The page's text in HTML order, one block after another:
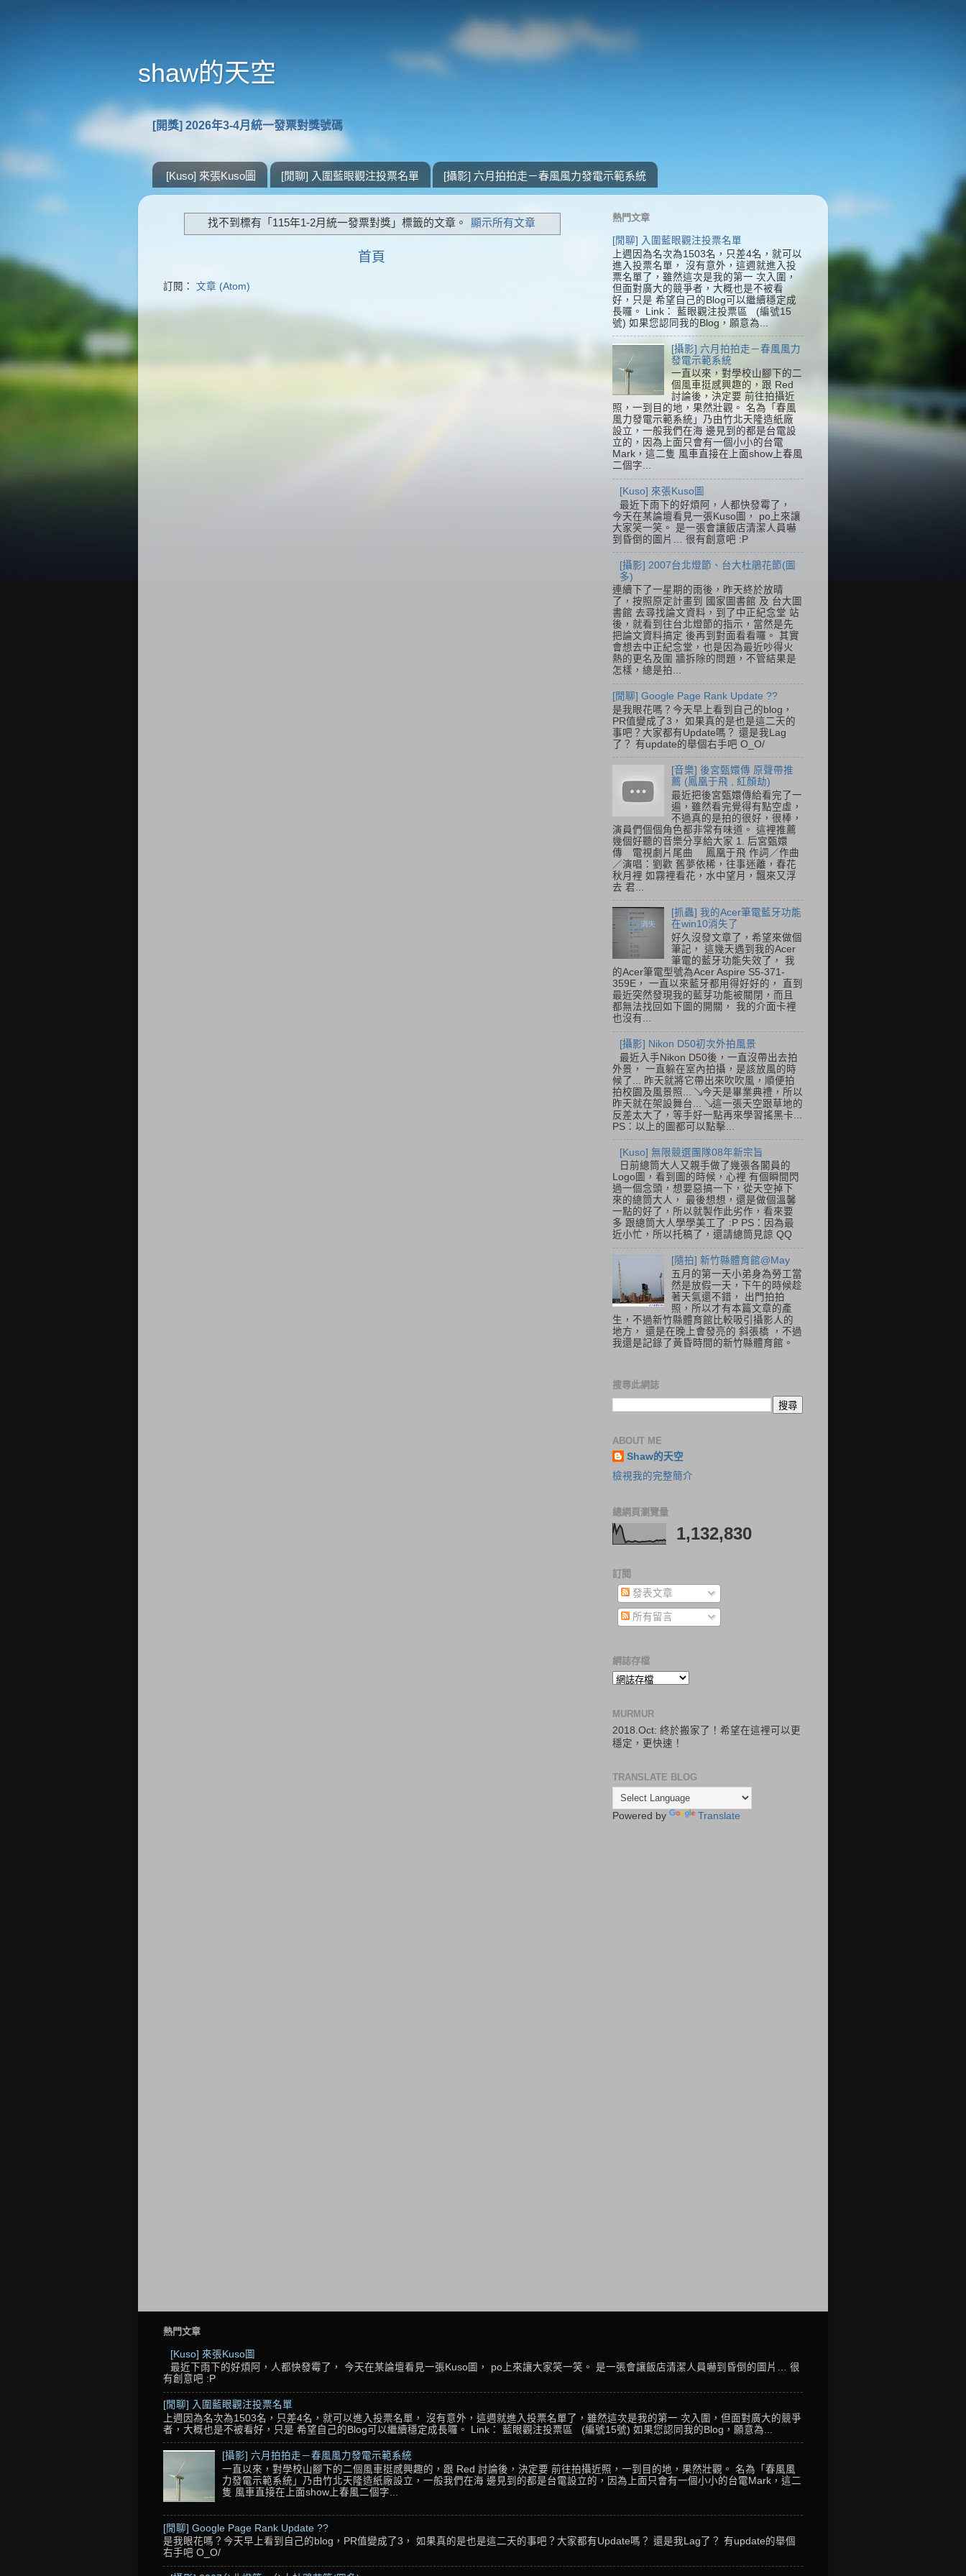
shaw的天空
[開獎] 2026年3-4月統一發票對獎號碼
[Kuso] 來張Kuso圖 [閒聊] 入圍藍眼觀注投票名單 [攝影] 六月拍拍走－春風風力發電示範系統
找不到標有「115年1-2月統一發票對獎」標籤的文章。 顯示所有文章
首頁
訂閱： 文章 (Atom)
熱門文章
[閒聊] 入圍藍眼觀注投票名單
上週因為名次為1503名，只差4名，就可以
進入投票名單， 沒有意外，這週就進入投
票名單了，雖然這次是我的第一 次入圍，
但面對廣大的競爭者，大概也是不被看
好，只是 希望自己的Blog可以繼續穩定成
長囉。 Link： 藍眼觀注投票區 (編號15
號) 如果您認同我的Blog，願意為...
[攝影] 六月拍拍走－春風風力
發電示範系統
一直以來，對學校山腳下的二
個風車挺感興趣的，跟 Red
討論後，決定要 前往拍攝近
照，一到目的地，果然壯觀。 名為「春風
風力發電示範系統」乃由竹北天隆造紙廠
設立，一般我們在海 邊見到的都是台電設
立的，因為上面只會有一個小小的台電
Mark，這二隻 風車直接在上面show上春風
二個字...
[Kuso] 來張Kuso圖
最近下雨下的好煩阿，人都快發霉了，
今天在某論壇看見一張Kuso圖， po上來讓
大家笑一笑。 是一張會讓飯店清潔人員嚇
到昏倒的圖片… 很有創意吧 :P
[攝影] 2007台北燈節、台大杜鵑花節(圖
多)
連續下了一星期的雨後，昨天終於放晴
了，按照原定計畫到 國家圖書館 及 台大圖
書館 去尋找論文資料，到了中正紀念堂 站
後，就看到往台北燈節的指示，當然是先
把論文資料搞定 後再到對面看看囉。 其實
會想去中正紀念堂，也是因為最近吵得火
熱的更名及圍 牆拆除的問題，不管結果是
怎樣，總是拍...
[閒聊] Google Page Rank Update ??
是我眼花嗎？今天早上看到自己的blog，
PR值變成了3， 如果真的是也是這二天的
事吧？大家都有Update嗎？ 還是我Lag
了？ 有update的舉個右手吧 O_O/
[音樂] 後宮甄嬛傳 原聲帶推
薦 (鳳凰于飛 , 紅顏劫)
最近把後宮甄嬛傳給看完了一
遍，雖然看完覺得有點空虛，
不過真的是拍的很好，很棒，
演員們個個角色都非常有味道。 這裡推薦
幾個好聽的音樂分享給大家 1. 后宮甄嬛
傳 電視劇片尾曲 鳳凰于飛 作詞／作曲
／演唱：劉歡 舊夢依稀，往事迷離，春花
秋月裡 如霧裡看花，水中望月，飄來又浮
去 君...
[抓蟲] 我的Acer筆電藍牙功能
在win10消失了
好久沒發文章了，希望來做個
筆記， 這幾天遇到我的Acer
筆電的藍牙功能失效了， 我
的Acer筆電型號為Acer Aspire S5-371-
359E， 一直以來藍牙都用得好好的， 直到
最近突然發現我的藍芽功能被關閉，而且
都無法找回如下圖的開關， 我的介面卡裡
也沒有...
[攝影] Nikon D50初次外拍風景
最近入手Nikon D50後，一直沒帶出去拍
外景， 一直躲在室內拍攝，是該放風的時
候了... 昨天就將它帶出來吹吹風，順便拍
拍校園及風景照... ↘今天是畢業典禮，所以
昨天就在架設舞台... ↘這一張天空跟草地的
反差太大了，等手好一點再來學習搖黑卡...
PS：以上的圖都可以點擊...
[Kuso] 無限競選團隊08年新宗旨
日前總筒大人又親手做了幾張各閣員的
Logo圖，看到圖的時候，心裡 有個瞬間閃
過一個念頭，想要惡搞一下，從天空掉下
來的總筒大人， 最後想想，還是做個溫馨
一點的好了，所以就製作此劣作，看來要
多 跟總筒大人學學美工了 :P PS：因為最
近小忙，所以托稿了，還請總筒見諒 QQ
[隨拍] 新竹縣體育館@May
五月的第一天小弟身為勞工當
然是放假一天，下午的時候趁
著天氣還不錯， 出門拍拍
照，所以才有本篇文章的產
生，不過新竹縣體育館比較吸引攝影人的
地方， 還是在晚上會發亮的 斜張橋 ，不過
我還是記錄了黃昏時間的新竹縣體育館。
搜尋此網誌
ABOUT ME
Shaw的天空
檢視我的完整簡介
總網頁瀏覽量
1,132,830
訂閱
發表文章
所有留言
網誌存檔
MURMUR
2018.Oct: 終於搬家了！希望在這裡可以更
穩定，更快速！
TRANSLATE BLOG
Powered by Translate
熱門文章
[Kuso] 來張Kuso圖
最近下雨下的好煩阿，人都快發霉了， 今天在某論壇看見一張Kuso圖， po上來讓大家笑一笑。 是一張會讓飯店清潔人員嚇到昏倒的圖片… 很
有創意吧 :P
[閒聊] 入圍藍眼觀注投票名單
上週因為名次為1503名，只差4名，就可以進入投票名單， 沒有意外，這週就進入投票名單了，雖然這次是我的第一 次入圍，但面對廣大的競爭
者，大概也是不被看好，只是 希望自己的Blog可以繼續穩定成長囉。 Link： 藍眼觀注投票區 (編號15號) 如果您認同我的Blog，願意為...
[攝影] 六月拍拍走－春風風力發電示範系統
一直以來，對學校山腳下的二個風車挺感興趣的，跟 Red 討論後，決定要 前往拍攝近照，一到目的地，果然壯觀。 名為「春風風
力發電示範系統」乃由竹北天隆造紙廠設立，一般我們在海 邊見到的都是台電設立的，因為上面只會有一個小小的台電Mark，這二
隻 風車直接在上面show上春風二個字...
[閒聊] Google Page Rank Update ??
是我眼花嗎？今天早上看到自己的blog，PR值變成了3， 如果真的是也是這二天的事吧？大家都有Update嗎？ 還是我Lag了？ 有update的舉個
右手吧 O_O/